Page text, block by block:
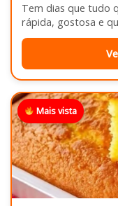
Tem dias que tudo
rápida, gostosa e
Mais vista